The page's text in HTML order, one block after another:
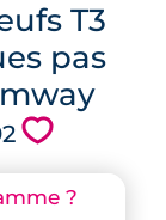
?
T3
pas
💗